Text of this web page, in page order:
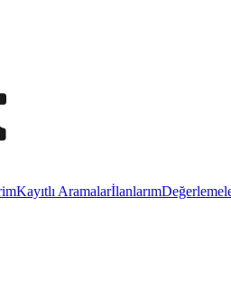
Kayıtlı Aramalarİlanlarım